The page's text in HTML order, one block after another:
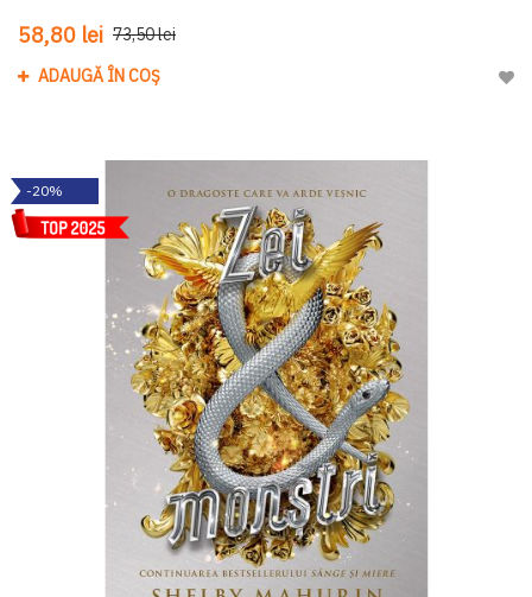
58,80 lei 73,50 lei
ADAUGĂ ÎN COȘ
-20%